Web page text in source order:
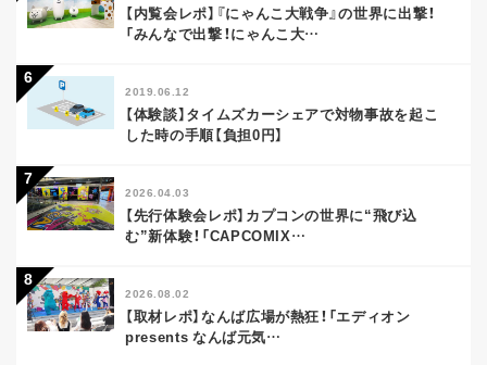
【内覧会レポ】『にゃんこ大戦争』の世界に出撃！
「みんなで出撃！にゃんこ大…
2019.06.12
【体験談】タイムズカーシェアで対物事故を起こ
した時の手順【負担0円】
2026.04.03
【先行体験会レポ】カプコンの世界に“飛び込
む”新体験！「CAPCOMIX…
2026.08.02
【取材レポ】なんば広場が熱狂！「エディオン
presents なんば元気…